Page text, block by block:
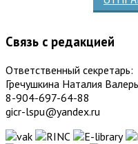
Связь с редакцией
Ответственный секретарь:
Гречушкина Наталия
8-904-697-64-88
gicr-lspu@yandex.ru